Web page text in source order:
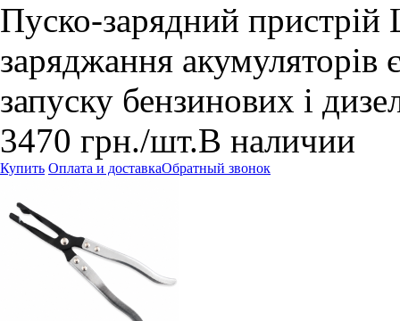
Пуско-зарядний
заряджання акумуляторів
запуску бензинових і
3470 грн./шт.В наличии
Купить Оплата и доставкаОбратный звонок